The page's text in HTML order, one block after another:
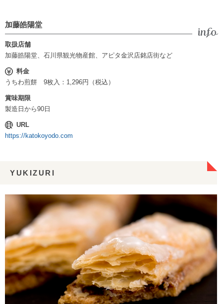
加藤皓陽堂
取扱店舗
加藤皓陽堂、石川県観光物産館、アピタ金沢店銘店街など
料金
うちわ煎餅 9枚入：1,296円（税込）
賞味期限
製造日から90日
URL
https://katokoyodo.com
YUKIZURI